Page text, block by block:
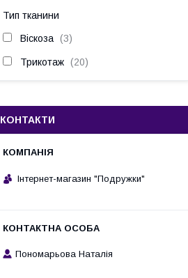
Тип тканини
Віскоза 3
Трикотаж 20
КОНТАКТИ
Інтернет-магазин "Подружки"
Пономарьова Наталія